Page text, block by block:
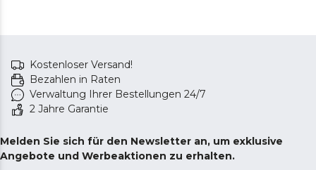
Kostenloser Versand!
Bezahlen in Raten
Verwaltung Ihrer Bestellungen 24/7
2 Jahre Garantie
Melden Sie sich für den Newsletter an, um exklusive
Angebote und Werbeaktionen zu erhalten.